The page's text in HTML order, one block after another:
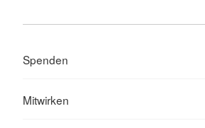
Spenden
Mitwirken